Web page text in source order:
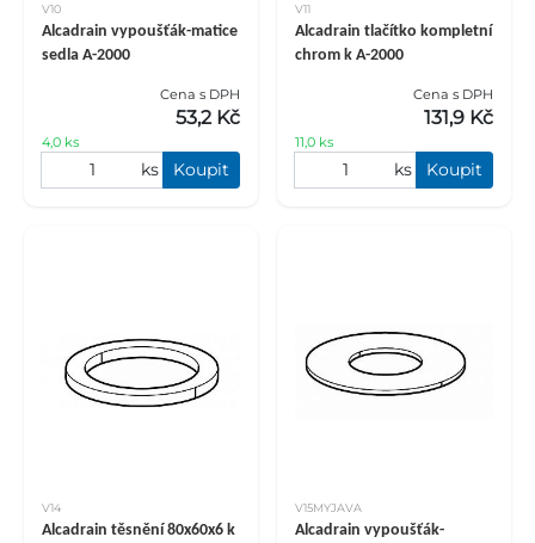
V10
Alcadrain vypoušťák-matice
sedla A-2000
Cena s DPH
53,2 Kč
4,0 ks
ks Koupit
V11
Alcadrain tlačítko kompletní
chrom k A-2000
Cena s DPH
131,9 Kč
11,0 ks
ks Koupit
V14
Alcadrain těsnění 80x60x6 k
V15MYJAVA
Alcadrain vypoušťák-